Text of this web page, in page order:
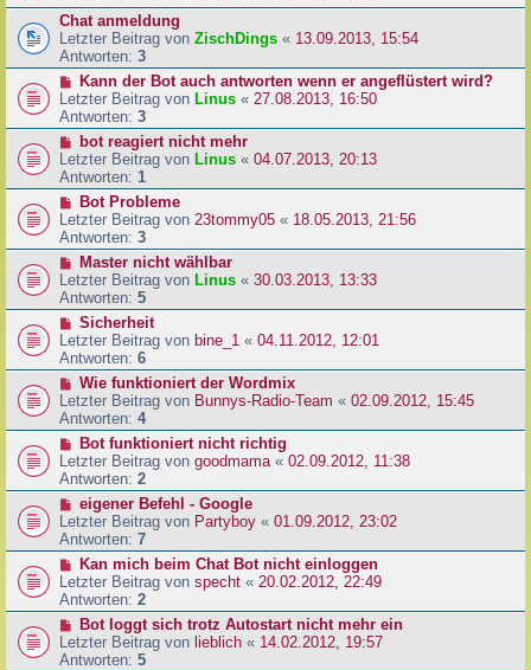
Chat anmeldung
Letzter Beitrag von ZischDings « 13.09.2013, 15:54
Antworten: 3
Kann der Bot auch antworten wenn er angeflüstert wird?
Letzter Beitrag von Linus « 27.08.2013, 16:50
Antworten: 3
bot reagiert nicht mehr
Letzter Beitrag von Linus « 04.07.2013, 20:13
Antworten: 1
Bot Probleme
Letzter Beitrag von 23tommy05 « 18.05.2013, 21:56
Antworten: 3
Master nicht wählbar
Letzter Beitrag von Linus « 30.03.2013, 13:33
Antworten: 5
Sicherheit
Letzter Beitrag von bine_1 « 04.11.2012, 12:01
Antworten: 6
Wie funktioniert der Wordmix
Letzter Beitrag von Bunnys-Radio-Team « 02.09.2012, 15:45
Antworten: 4
Bot funktioniert nicht richtig
Letzter Beitrag von goodmama « 02.09.2012, 11:38
Antworten: 2
eigener Befehl - Google
Letzter Beitrag von Partyboy « 01.09.2012, 23:02
Antworten: 7
Kan mich beim Chat Bot nicht einloggen
Letzter Beitrag von specht « 20.02.2012, 22:49
Antworten: 2
Bot loggt sich trotz Autostart nicht mehr ein
Letzter Beitrag von lieblich « 14.02.2012, 19:57
Antworten: 5